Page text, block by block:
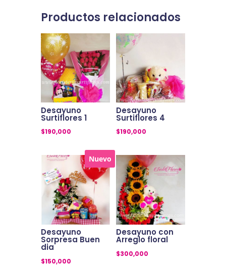
Productos relacionados
Desayuno
Surtiflores 1
$190,000
Desayuno
Surtiflores 4
$190,000
Nuevo
Desayuno
Sorpresa Buen
dia
$150,000
Desayuno con
Arreglo floral
$300,000